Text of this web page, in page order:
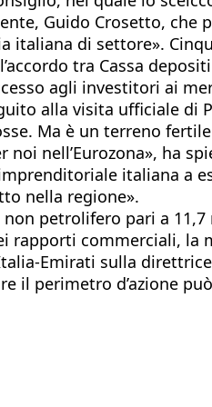
Guido Crosetto, che
di settore».
tra Cassa
agli investitori ai
alla visita ufficiale di
Ma è un terreno
nell’Eurozona», ha
italiana a
nella regione».
petrolifero pari a
commerciali, la
Emirati sulla
il perimetro d’azione